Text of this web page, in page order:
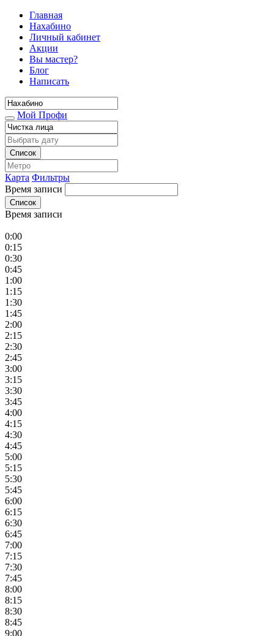
Главная
Нахабино
Личный кабинет
Акции
Вы мастер?
Блог
Написать
Мой Профи
Список
Карта Фильтры
Время записи
Список
Время записи
0:00
0:15
0:30
0:45
1:00
1:15
1:30
1:45
2:00
2:15
2:30
2:45
3:00
3:15
3:30
3:45
4:00
4:15
4:30
4:45
5:00
5:15
5:30
5:45
6:00
6:15
6:30
6:45
7:00
7:15
7:30
7:45
8:00
8:15
8:30
8:45
9:00